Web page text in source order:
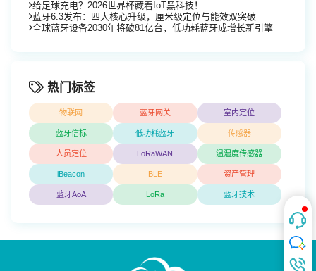
给足球充电？2026世界杯藏着IoT黑科技！
蓝牙6.3发布：四大核心升级，厘米级定位与能效双突破
全球蓝牙设备2030年将破81亿台，低功耗蓝牙成增长新引擎
热门标签
物联网 蓝牙网关 室内定位
蓝牙信标 低功耗蓝牙 传感器
人员定位 LoRaWAN 温湿度传感器
iBeacon BLE 资产管理
蓝牙AoA LoRa 蓝牙技术